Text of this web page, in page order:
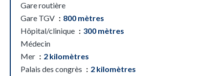
Gare routière
Gare TGV
800 mètres
Hôpital/clinique
300 mètres
Médecin
Mer
2 kilomètres
Palais des congrès
2 kilomètres